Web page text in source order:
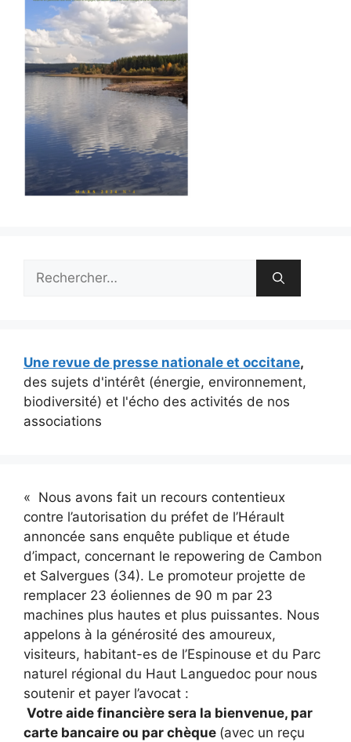
Rechercher :
Une revue de presse nationale et occitane,
des sujets d'intérêt (énergie, environnement,
biodiversité) et l'écho des activités de nos
associations
« Nous avons fait un recours contentieux
contre l’autorisation du préfet de l’Hérault
annoncée sans enquête publique et étude
d’impact, concernant le repowering de Cambon
et Salvergues (34). Le promoteur projette de
remplacer 23 éoliennes de 90 m par 23
machines plus hautes et plus puissantes. Nous
appelons à la générosité des amoureux,
visiteurs, habitant-es de l’Espinouse et du Parc
naturel régional du Haut Languedoc pour nous
soutenir et payer l’avocat :
Votre aide financière sera la bienvenue, par
carte bancaire ou par chèque (avec un reçu